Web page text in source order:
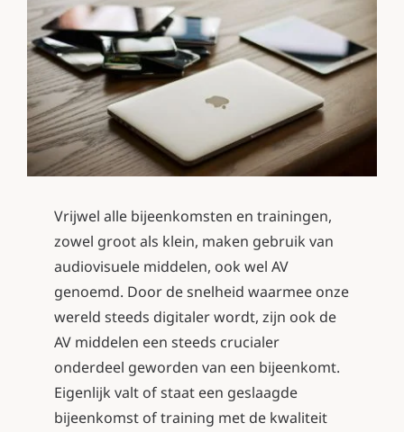
Over ons
Contact
Vrijwel alle bijeenkomsten en trainingen,
zowel groot als klein, maken gebruik van
audiovisuele middelen, ook wel AV
genoemd. Door de snelheid waarmee onze
wereld steeds digitaler wordt, zijn ook de
AV middelen een steeds crucialer
onderdeel geworden van een bijeenkomt.
Eigenlijk valt of staat een geslaagde
bijeenkomst of training met de kwaliteit